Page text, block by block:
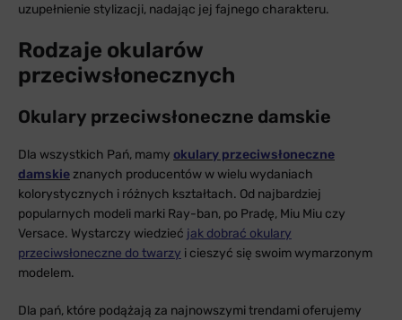
uzupełnienie stylizacji, nadając jej fajnego charakteru.
Rodzaje okularów
przeciwsłonecznych
Okulary przeciwsłoneczne damskie
Dla wszystkich Pań, mamy okulary przeciwsłoneczne
damskieznanych producentów w wielu wydaniach
kolorystycznych i różnych kształtach. Od najbardziej
popularnych modeli marki Ray-ban, po Pradę, Miu Miu czy
Versace. Wystarczy wiedzieć jak dobrać okulary
przeciwsłoneczne do twarzy i cieszyć się swoim wymarzonym
modelem.
Dla pań, które podążają za najnowszymi trendami oferujemy